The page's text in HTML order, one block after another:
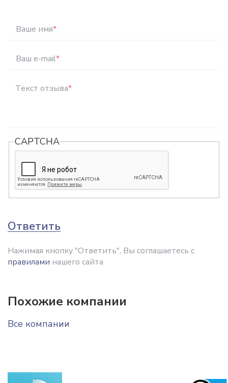
Ваше имя*
Ваш e-mail*
Текст отзыва*
CAPTCHA
Ответить
Нажимая кнопку "Ответить", Вы соглашаетесь с
правилами нашего сайта
Похожие компании
Все компании